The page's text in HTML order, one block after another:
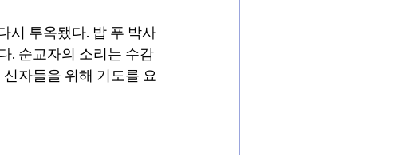
시 투옥됐다. 밥 푸 박사
. 순교자의 소리는 수감
자들을 위해 기도를 요